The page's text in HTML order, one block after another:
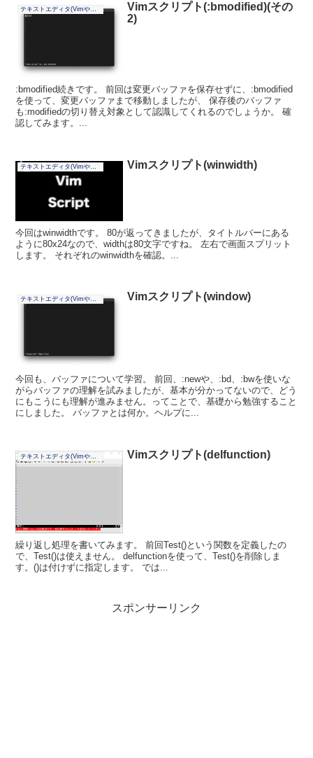
テキストエディタ(Vimやその他)
Vimスクリプト(:bmodified)(その
2)
:bmodified続きです。 前回は変更バッファを保存せずに、:bmodified
を使って、変更バッファまで移動しましたが、 保存後のバッファ
も:modifiedの切り替え対象として認識してくれるのでしょうか。 確
認してみます。...
テキストエディタ(Vimやその他) Vimスクリプト(winwidth)
今回はwinwidthです。 80が返ってきましたが、タイトルバーにある
ように80x24なので、widthは80文字ですね。 左右で画面スプリット
します。 それぞれのwinwidthを確認。...
テキストエディタ(Vimやその他) Vimスクリプト(window)
今回も、バッファについて学習。 前回、:newや、:bd、:bwを使いな
がらバッファの理解を試みましたが、基本が分かってないので、どう
にもこうにも理解が進みません。ってことで、基礎から勉強すること
にしました。 バッファとは何か。ヘルプに...
テキストエディタ(Vimやその他) Vimスクリプト(delfunction)
繰り返し処理を書いてみます。 前回Test()という関数を定義したの
で、Test()は使えません。 delfunctionを使って、Test()を削除しま
す。()は付けずに指定します。 では...
スポンサーリンク